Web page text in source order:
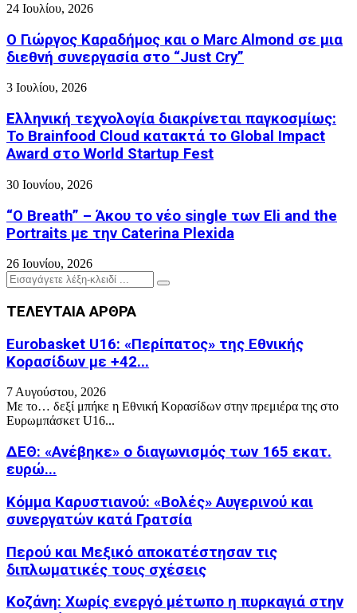
24 Ιουλίου, 2026
Ο Γιώργος Καραδήμος και ο Marc Almond σε μια
διεθνή συνεργασία στο “Just Cry”
3 Ιουλίου, 2026
Ελληνική τεχνολογία διακρίνεται παγκοσμίως:
Το Brainfood Cloud κατακτά το Global Impact
Award στο World Startup Fest
30 Ιουνίου, 2026
“O Breath” – Άκου το νέο single των Eli and the
Portraits με την Caterina Plexida
26 Ιουνίου, 2026
Search
for:
Search
ΤΕΛΕΥΤΑΙΑ ΑΡΘΡΑ
Eurobasket U16: «Περίπατος» της Εθνικής
Κορασίδων με +42...
7 Αυγούστου, 2026
Με το… δεξί μπήκε η Εθνική Κορασίδων στην πρεμιέρα της στο
Ευρωμπάσκετ U16...
ΔΕΘ: «Ανέβηκε» ο διαγωνισμός των 165 εκατ.
ευρώ...
Κόμμα Καρυστιανού: «Βολές» Αυγερινού και
συνεργατών κατά Γρατσία
Περού και Μεξικό αποκατέστησαν τις
διπλωματικές τους σχέσεις
Κοζάνη: Χωρίς ενεργό μέτωπο η πυρκαγιά στην